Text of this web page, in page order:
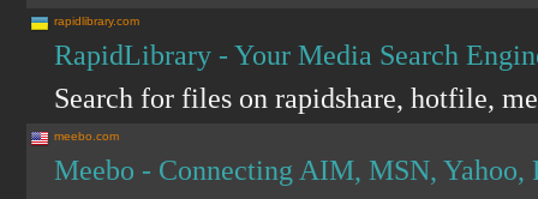
rapidlibrary.com
RapidLibrary - Your Media Search
Search for files on rapidshare, hotfile,
meebo.com
Meebo - Connecting AIM, MSN, Yahoo,